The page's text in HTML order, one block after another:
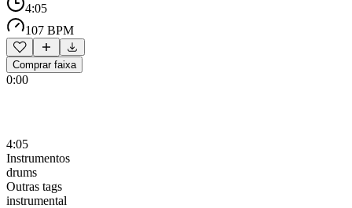
4:05
107 BPM
Comprar faixa
0:00
4:05
Instrumentos
drums
Outras tags
instrumental